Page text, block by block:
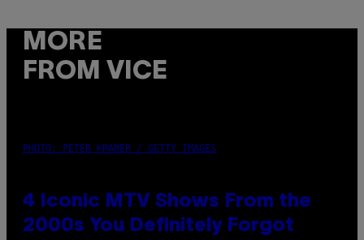
MORE
FROM VICE
PHOTO: PETER KRAMER / GETTY IMAGES
4 Iconic MTV Shows From the
2000s You Definitely Forgot